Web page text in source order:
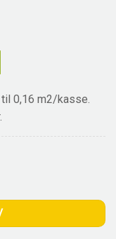
0,16 m2/kasse.